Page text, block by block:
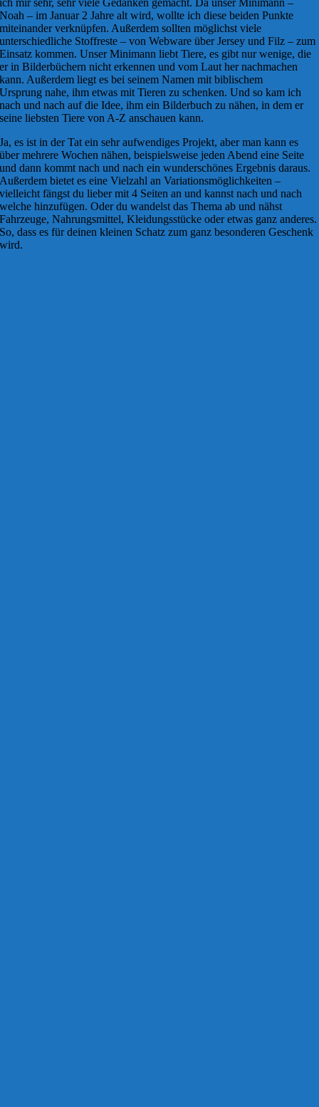
ich mir sehr, sehr viele Gedanken gemacht. Da unser Minimann –
Noah – im Januar 2 Jahre alt wird, wollte ich diese beiden Punkte
miteinander verknüpfen. Außerdem sollten möglichst viele
unterschiedliche Stoffreste – von Webware über Jersey und Filz – zum
Einsatz kommen. Unser Minimann liebt Tiere, es gibt nur wenige, die
er in Bilderbüchern nicht erkennen und vom Laut her nachmachen
kann. Außerdem liegt es bei seinem Namen mit biblischem
Ursprung nahe, ihm etwas mit Tieren zu schenken. Und so kam ich
nach und nach auf die Idee, ihm ein Bilderbuch zu nähen, in dem er
seine liebsten Tiere von A-Z anschauen kann.
Ja, es ist in der Tat ein sehr aufwendiges Projekt, aber man kann es
über mehrere Wochen nähen, beispielsweise jeden Abend eine Seite
und dann kommt nach und nach ein wunderschönes Ergebnis daraus.
Außerdem bietet es eine Vielzahl an Variationsmöglichkeiten –
vielleicht fängst du lieber mit 4 Seiten an und kannst nach und nach
welche hinzufügen. Oder du wandelst das Thema ab und nähst
Fahrzeuge, Nahrungsmittel, Kleidungsstücke oder etwas ganz anderes.
So, dass es für deinen kleinen Schatz zum ganz besonderen Geschenk
wird.